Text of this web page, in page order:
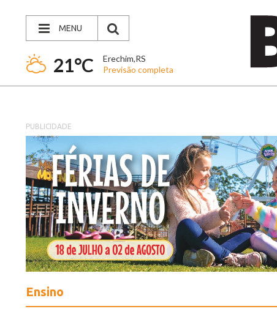
MENU
21°C
Erechim,RS
Previsão completa
PUBLICIDADE
Ensino